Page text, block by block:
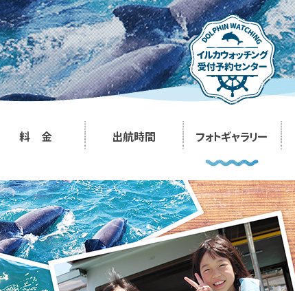
料 金 出航時間 フォトギャラリー